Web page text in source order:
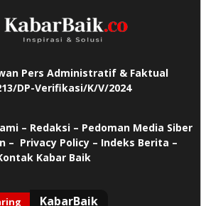
Pers Administratif & Faktual
DP-Verifikasi/K/V/2024
– Redaksi – Pedoman Media Siber
– Privacy Policy– Indeks Berita –
Kabar Baik